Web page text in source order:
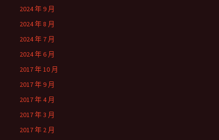
2024 年 9 月
2024 年 8 月
2024 年 7 月
2024 年 6 月
2017 年 10 月
2017 年 9 月
2017 年 4 月
2017 年 3 月
2017 年 2 月